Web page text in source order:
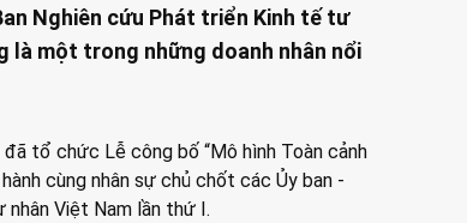
Nghiên cứu Phát triển Kinh tế tư
là một trong những doanh nhân nổi
tổ chức Lễ công bố “Mô hình Toàn cảnh
cùng nhân sự chủ chốt các Ủy ban -
Việt Nam lần thứ I.